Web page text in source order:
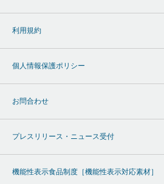
利用規約
個人情報保護ポリシー
お問合わせ
プレスリリース・ニュース受付
機能性表示食品制度［機能性表示対応素材］